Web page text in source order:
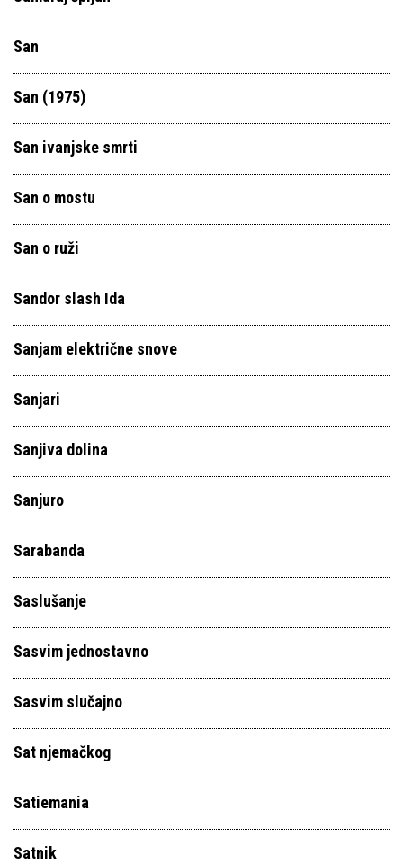
San
San (1975)
San ivanjske smrti
San o mostu
San o ruži
Sandor slash Ida
Sanjam električne snove
Sanjari
Sanjiva dolina
Sanjuro
Sarabanda
Saslušanje
Sasvim jednostavno
Sasvim slučajno
Sat njemačkog
Satiemania
Satnik